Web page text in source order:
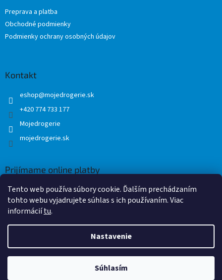
Tento web používa súbory cookie. Ďalším prechádzaním
tohto webu vyjadrujete súhlas s ich používaním. Viac
informáciítu.
Nastavenie
Súhlasím
Preprava a platba
Obchodné podmienky
Podmienky ochrany osobných údajov
Kontakt
eshop@mojedrogerie.sk
+420 774 733 177
Mojedrogerie
mojedrogerie.sk
Prijímame online platby
Vytvoril Shoptet
Mojedrogerie.sk. Všetky práva vyhradené.